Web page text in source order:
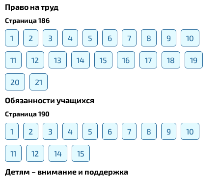
Право на труд
Страница 186
1 2 3 4 5 6 7 8 9 10
11 12 13 14 15 16 17 18 19
20
21
Обязанности учащихся
Страница 190
1 2 3 4 5 6 7 8 9 10
11 12 14
15
Детям – внимание и поддержка